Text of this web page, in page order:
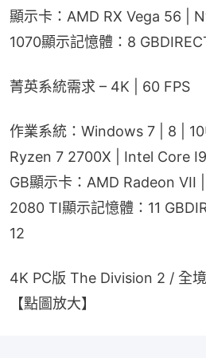
顯示卡：AMD RX Vega 56 |
1070顯示記憶體：8
菁英系統需求 – 4K | 60 FPS
作業系統：Windows 7 | 8 |
Ryzen 7 2700X | Intel Core
GB顯示卡：AMD Radeon VII
2080 TI顯示記憶體：11
12
4K PC版 The Division 2 / 全
【點圖放大】